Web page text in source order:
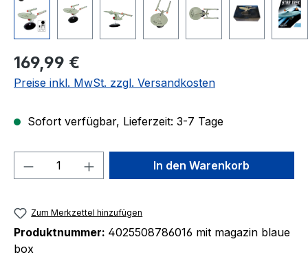
Regulärer Preis:
169,99 €
Preise inkl. MwSt. zzgl. Versandkosten
Sofort verfügbar, Lieferzeit: 3-7 Tage
Produkt Anzahl: Gib denIn den Warenkorb
Zum Merkzettel hinzufügen
Produktnummer: 4025508786016 mit magazin blaue
box